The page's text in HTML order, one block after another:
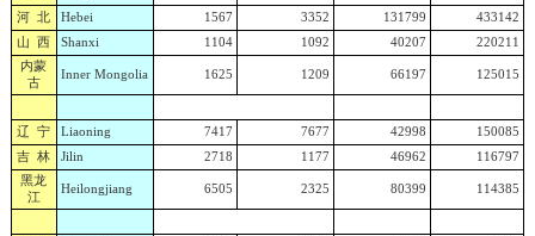
河 北
Hebei 1567 3352 131799
433142
山 西
Shanxi 1104 1092 40207
220211
内蒙
古
Inner Mongolia 1625 1209 66197 125015
辽 宁 Liaoning 7417 7677 42998
150085
吉 林
Jilin 2718 1177 46962
116797
黑龙
江
Heilongjiang 6505 2325 80399 114385